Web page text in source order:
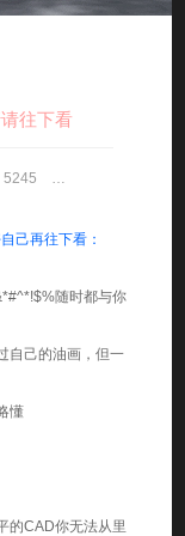
往下看
己再往下看：
随时都与你
自己的油画，但一
懂
的CAD你无法从里